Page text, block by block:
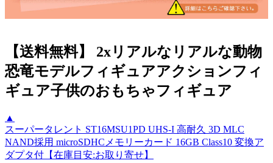
【送料無料】 2xリアルなリアルな動物
恐竜モデルフィギュアアクションフィ
ギュア子供のおもちゃフィギュア
▲
スーパータレント ST16MSU1PD UHS-I 高耐久 3D MLC
NAND採用 microSDHCメモリーカード 16GB Class10 変換ア
ダプタ付【在庫目安:お取り寄せ】